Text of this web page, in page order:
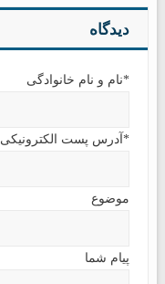
دیدگاه
*نام و نام خانوادگی
*آدرس پست الکترونیکی
موضوع
پیام شما